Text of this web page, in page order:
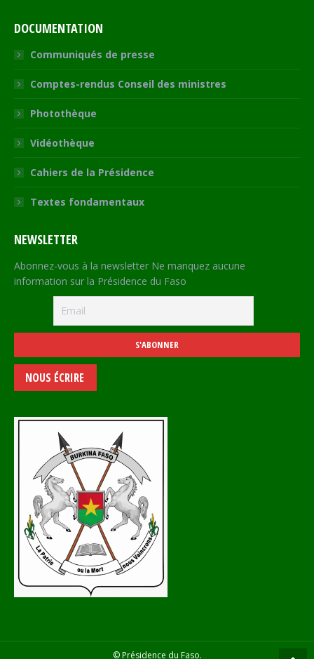
DOCUMENTATION
Communiqués de presse
Comptes-rendus Conseil des ministres
Photothèque
Vidéothèque
Cahiers de la Présidence
Textes fondamentaux
NEWSLETTER
Abonnez-vous à la newsletter Ne manquez aucune
information sur la Présidence du Faso
NOUS ÉCRIRE
© Présidence du Faso.